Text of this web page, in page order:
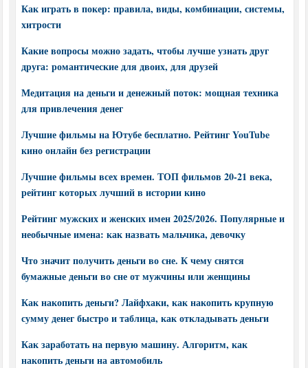
Как играть в покер: правила, виды, комбинации, системы,
хитрости
Какие вопросы можно задать, чтобы лучше узнать друг
друга: романтические для двоих, для друзей
Медитация на деньги и денежный поток: мощная техника
для привлечения денег
Лучшие фильмы на Ютубе бесплатно. Рейтинг YouTube
кино онлайн без регистрации
Лучшие фильмы всех времен. ТОП фильмов 20-21 века,
рейтинг которых лучший в истории кино
Рейтинг мужских и женских имен 2025/2026. Популярные и
необычные имена: как назвать мальчика, девочку
Что значит получить деньги во сне. К чему снятся
бумажные деньги во сне от мужчины или женщины
Как накопить деньги? Лайфхаки, как накопить крупную
сумму денег быстро и таблица, как откладывать деньги
Как заработать на первую машину. Алгоритм, как
накопить деньги на автомобиль